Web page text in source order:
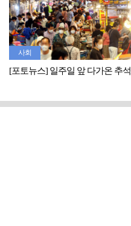
사회
[포토뉴스] 일주일 앞 다가온 추석